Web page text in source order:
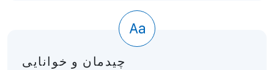
چیدمان و خوانایی